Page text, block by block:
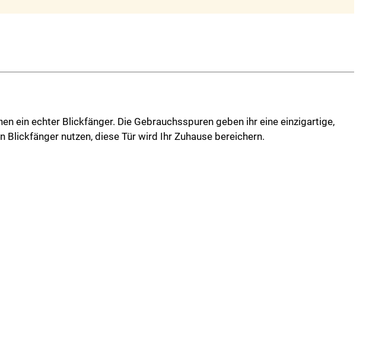
ein echter Blickfänger. Die Gebrauchsspuren geben ihr eine einzigartige,
nutzen, diese Tür wird Ihr Zuhause bereichern.